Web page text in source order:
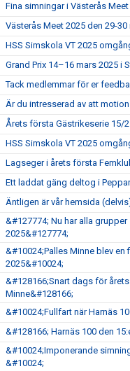
Fina simningar i Västerås Meet
Västerås Meet 2025 den 29-30
HSS Simskola VT 2025
Grand Prix 14–16 mars 2025 i
Tack medlemmar för er
Är du intresserad av att
Årets första Gästrikeserie 15/2
HSS Simskola VT 2025
Lagseger i årets första
Ett laddat gäng deltog i
Äntligen är vår hemsida
&#127774; Nu har alla
2025&#127774;
&#10024;Palles Minne blev en
2025&#10024;
&#128166;Snart dags för
Minne&#128166;
&#10024;Fullfart när Harnäs
&#128166; Harnäs 100 den
&#10024;Imponerande
&#10024;